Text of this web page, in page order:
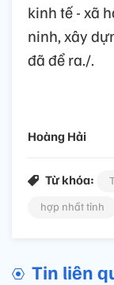
kinh tế - xã
ninh, xây
đã để ra./.
Hoàng Hải
Từ khóa:
hợp nhất tỉnh
Tin liên